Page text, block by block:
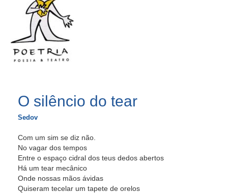
O silêncio do tear
Sedov
Com um sim se diz não.
No vagar dos tempos
Entre o espaço cidral dos teus dedos abertos
Há um tear mecânico
Onde nossas mãos ávidas
Quiseram tecelar um tapete de orelos